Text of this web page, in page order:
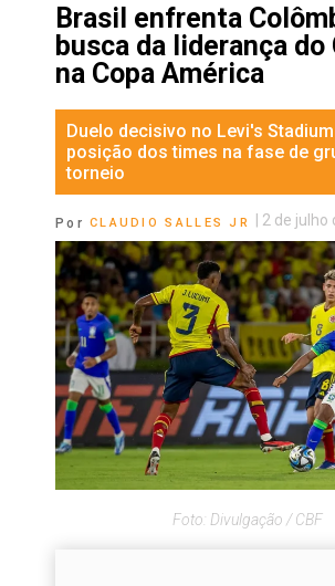
Brasil enfrenta
busca da liderança do
na Copa América
Duelo decisivo no Levi's
posição dos times na fase de
torneio
Por CLAUDIO SALLES JR 2 de julho
Foto: Divulgação / CBF